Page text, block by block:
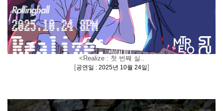
<Realize : 첫 번째 실..
[공연일 : 2025년 10월 24일]